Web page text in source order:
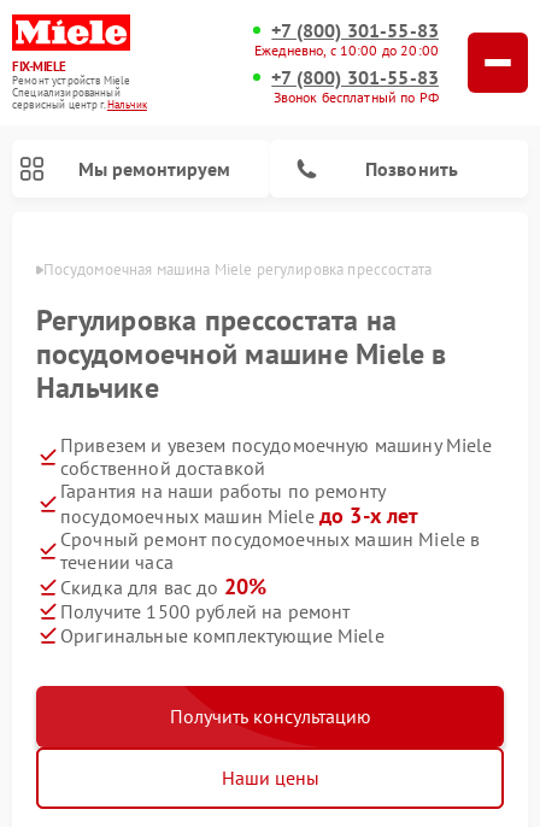
FIX-MIELE
Ремонт устройств Miele
Специализированный
cервисный центр г.Нальчик
+7 (800) 301-55-83
Ежедневно, с 10:00 до 20:00
+7 (800) 301-55-83
Звонок бесплатный по РФ
Мы ремонтируем Позвонить
Посудомоечная машина Miele регулировка прессостата
Регулировка прессостата на
посудомоечной машине Miele в
Нальчике
Привезем и увезем посудомоечную машину Miele
собственной доставкой
Гарантия на наши работы по ремонту
посудомоечных машин Miele до 3-х лет
Срочный ремонт посудомоечных машин Miele в
течении часа
Скидка для вас до 20%
Получите 1500 рублей на ремонт
Оригинальные комплектующие Miele
Получить консультацию
Наши цены